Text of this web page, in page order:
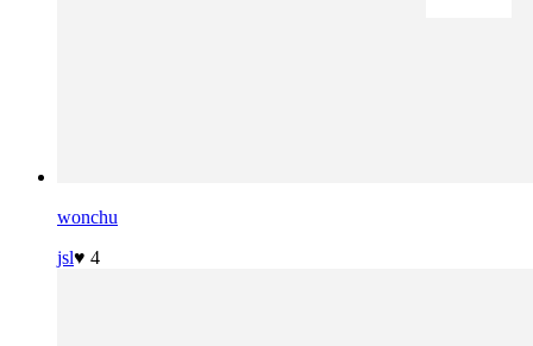
wonchu
jsl♥ 4